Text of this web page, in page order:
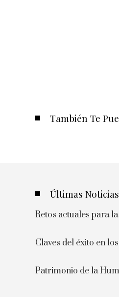
También Te
Últimas Noticias
Retos actuales para
Claves del éxito en
Patrimonio de la